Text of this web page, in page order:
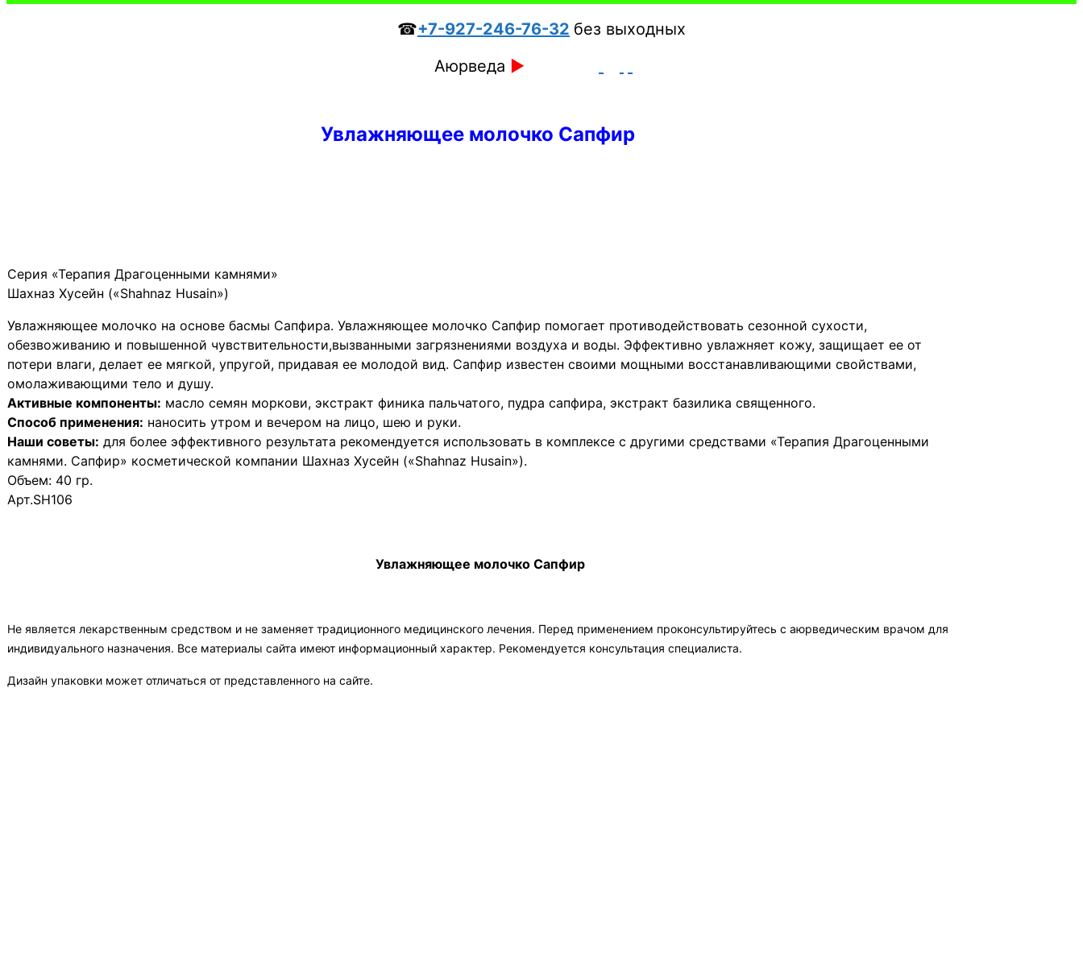
☎+7-927-246-76-32 без выходных
Аюрведа ►
Увлажняющее молочко Сапфир
Серия «Терапия Драгоценными камнями»
Шахназ Хусейн («Shahnaz Husain»)
Увлажняющее молочко на основе басмы Сапфира. Увлажняющее молочко Сапфир помогает противодействовать сезонной сухости,
обезвоживанию и повышенной чувствительности,вызванными загрязнениями воздуха и воды. Эффективно увлажняет кожу, защищает ее от
потери влаги, делает ее мягкой, упругой, придавая ее молодой вид. Сапфир известен своими мощными восстанавливающими свойствами,
омолаживающими тело и душу.
Активные компоненты: масло семян моркови, экстракт финика пальчатого, пудра сапфира, экстракт базилика священного.
Способ применения: наносить утром и вечером на лицо, шею и руки.
Наши советы: для более эффективного результата рекомендуется использовать в комплексе с другими средствами «Терапия Драгоценными
камнями. Сапфир» косметической компании Шахназ Хусейн («Shahnaz Husain»).
Объем: 40 гр.
Арт.SH106
Увлажняющее молочко Сапфир
Не является лекарственным средством и не заменяет традиционного медицинского лечения. Перед применением проконсультируйтесь с аюрведическим врачом для
индивидуального назначения. Все материалы сайта имеют информационный характер. Рекомендуется консультация специалиста.
Дизайн упаковки может отличаться от представленного на сайте.